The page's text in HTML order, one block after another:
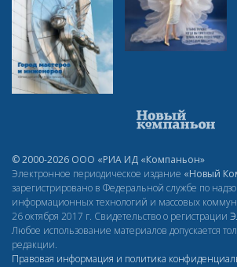
© 2000-2026 ООО «РИА ИД «Компаньон»
Электронное периодическое издание «Новый
зарегистрировано в Федеральной службе по
информационных технологий и массовых
26 октября 2017 г. Свидетельство о регистрации
Любое использование материалов допускается
редакции.
Правовая информация и политика